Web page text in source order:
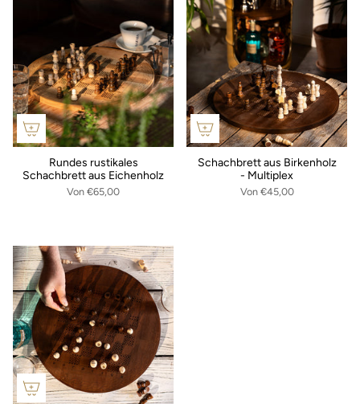
Rundes rustikales
Schachbrett aus Eichenholz
Von €65,00
Schachbrett aus Birkenholz
- Multiplex
Von€45,00